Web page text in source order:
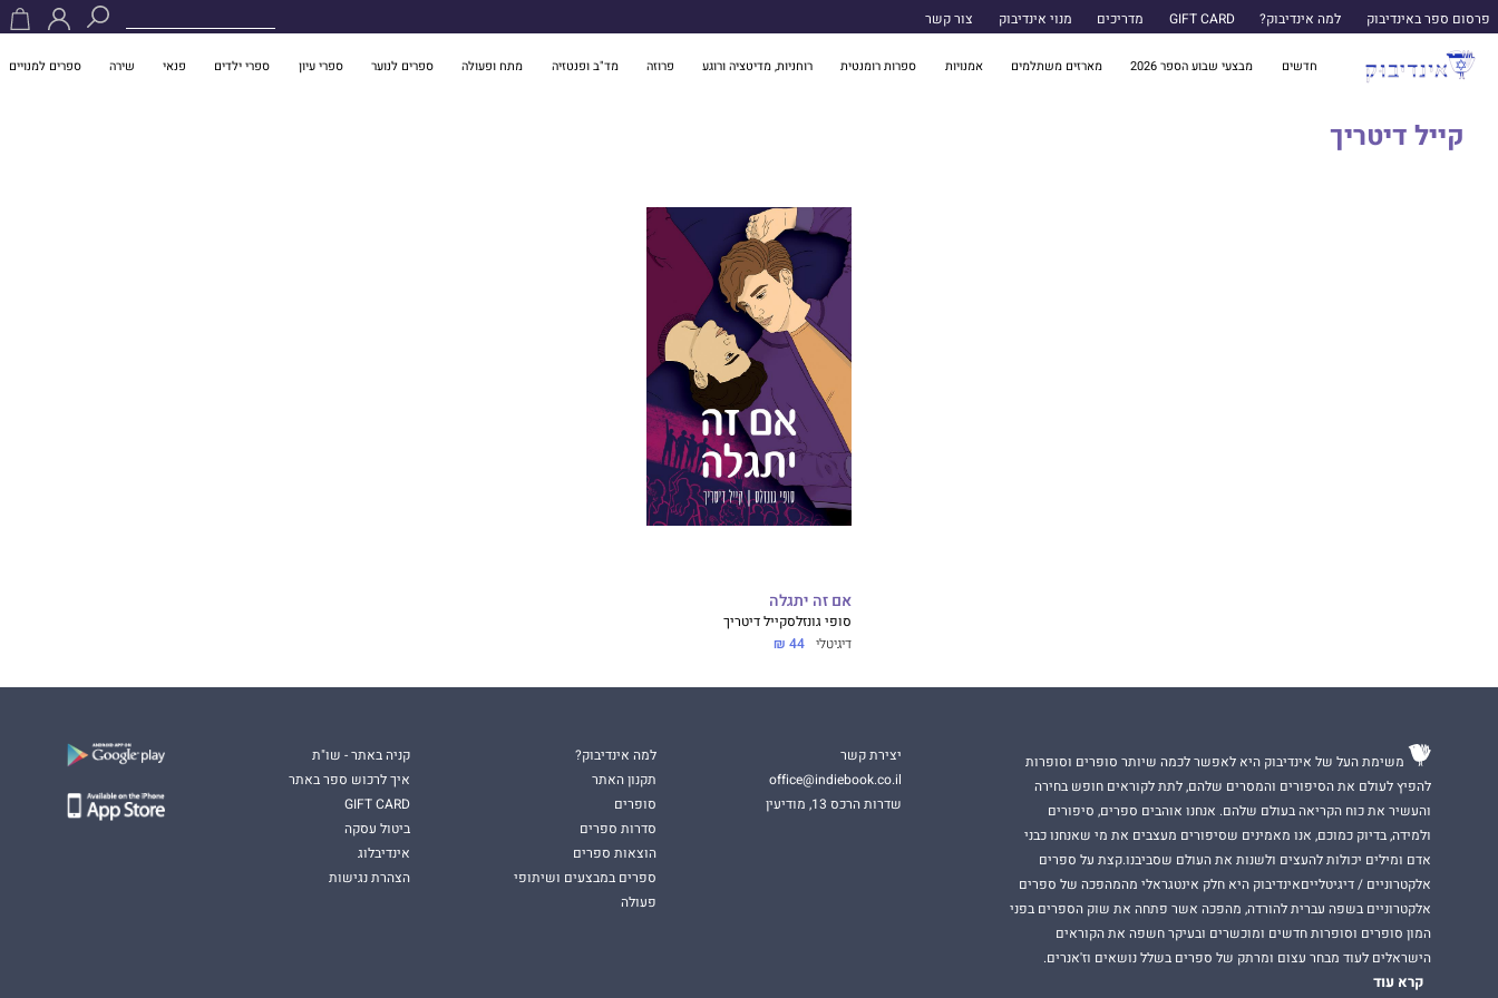
פרסום ספר באינדיבוק למה אינדיבוק? GIFT CARD מדריכים מנוי אינדיבוק צור קשר
חדשים מבצעי שבוע הספר 2026 מארזים משתלמים אמנויות ספרות רומנטית רוחניות, מדיטציה ורוגע פרוזה מד"ב ופנטזיה מתח ופעולה ספרים לנוער ספרי עיון ספרי ילדים פנאי שירה ספרים למנויים
קייל דיטריך
אם זה יתגלה
סופי גונזלסקייל דיטריך
דיגיטלי 44 ₪
משימת העל של אינדיבוק היא לאפשר לכמה שיותר סופרים וסופרות
להפיץ לעולם את הסיפורים והמסרים שלהם, לתת לקוראים חופש בחירה
והעשיר את כוח הקריאה בעולם שלהם. אנחנו אוהבים ספרים, סיפורים
ולמידה, בדיוק כמוכם, אנו מאמינים שסיפורים מעצבים את מי שאנחנו כבני
אדם ומילים יכולות להעצים ולשנות את העולם שסביבנו.קצת על ספרים
אלקטרוניים / דיגיטלייםאינדיבוק היא חלק אינטגראלי מהמהפכה של ספרים
אלקטרוניים בשפה עברית להורדה, מהפכה אשר פתחה את שוק הספרים בפני
המון סופרים וסופרות חדשים ומוכשרים ובעיקר חשפה את הקוראים
הישראלים לעוד מבחר עצום ומרתק של ספרים בשלל נושאים וז'אנרים.
קרא עוד
יצירת קשר
office@indiebook.co.il
שדרות הרכס 13, מודיעין
למה אינדיבוק?
תקנון האתר
סופרים
סדרות ספרים
הוצאות ספרים
ספרים במבצעים ושיתופי
פעולה
קניה באתר - שו"ת
איך לרכוש ספר באתר
GIFT CARD
ביטול עסקה
אינדיבלוג
הצהרת נגישות